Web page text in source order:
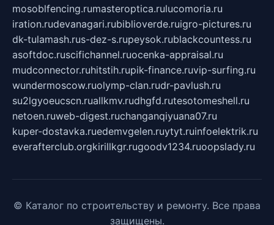
mosoblfencing.rumasteroptica.rulucomoria.ru
iration.rudevanagari.rubiblioverde.ruigro-pictures.ru
dk-tulamash.rus-dez-s.rupeysok.rublackcountess.ru
asoftdoc.ruscifichannel.ruocenka-appraisal.ru
mudconnector.ruhitstih.rupik-finance.ruvip-surfing.ru
wundermoscow.ruolymp-clan.rudr-pavlush.ru
su2lgyoeucscn.ruallkmv.rudhgfd.rutesotomeshell.ru
netoen.ruweb-digest.ruchanganqiyuana07.ru
kuper-dostavka.ruedemvgelen.ruytyt.ruinfoelektrik.ru
everafterclub.orgkirillkgr.rugoodv1234.ruoopslady.ru
© Каталог по строительству и ремонту. Все права
защищены.